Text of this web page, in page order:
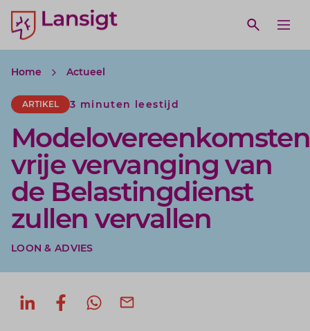
Lansigt Accountants logo
Open
search website
Home Actueel
ARTIKEL 3 minuten leestijd
Modelovereenkomsten
vrije vervanging van
de Belastingdienst
zullen vervallen
LOON & ADVIES
Deel op LinkedIn
Deel op Facebook